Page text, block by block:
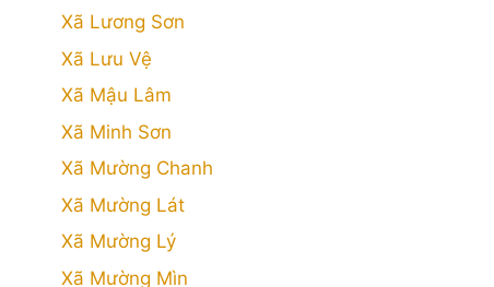
Xã Lương Sơn
Xã Lưu Vệ
Xã Mậu Lâm
Xã Minh Sơn
Xã Mường Chanh
Xã Mường Lát
Xã Mường Lý
Xã Mường Mìn